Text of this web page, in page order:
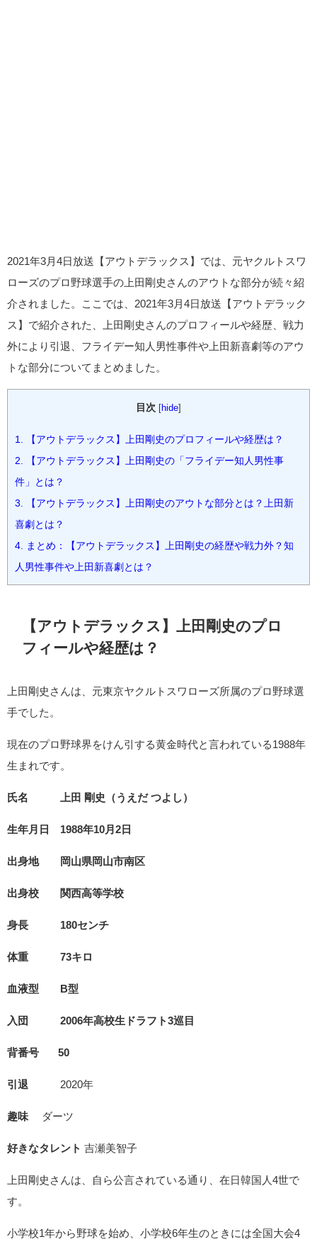
2021年3月4日放送【アウトデラックス】では、元ヤクルトスワ
ローズのプロ野球選手の上田剛史さんのアウトな部分が続々紹
介されました。ここでは、2021年3月4日放送【アウトデラック
ス】で紹介された、上田剛史さんのプロフィールや経歴、戦力
外により引退、フライデー知人男性事件や上田新喜劇等のアウ
トな部分についてまとめました。
目次 [hide]
1. 【アウトデラックス】上田剛史のプロフィールや経歴は？
2. 【アウトデラックス】上田剛史の「フライデー知人男性事
件」とは？
3. 【アウトデラックス】上田剛史のアウトな部分とは？上田新
喜劇とは？
4. まとめ：【アウトデラックス】上田剛史の経歴や戦力外？知
人男性事件や上田新喜劇とは？
【アウトデラックス】上田剛史のプロ
フィールや経歴は？
上田剛史さんは、元東京ヤクルトスワローズ所属のプロ野球選
手でした。
現在のプロ野球界をけん引する黄金時代と言われている1988年
生まれです。
氏名 上田 剛史（うえだ つよし）
生年月日 1988年10月2日
出身地 岡山県岡山市南区
出身校 関西高等学校
身長 180センチ
体重 73キロ
血液型 B型
入団 2006年高校生ドラフト3巡目
背番号 50
引退 2020年
趣味 ダーツ
好きなタレント 吉瀬美智子
上田剛史さんは、自ら公言されている通り、在日韓国人4世で
す。
小学校1年から野球を始め、小学校6年生のときには全国大会4